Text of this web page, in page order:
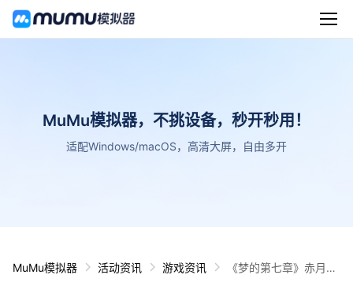
MuMu模拟器，不挑设备，秒开秒用！
适配Windows/macOS，高清大屏，自由多开
MuMu模拟器 活动资讯 游戏资讯
《梦的第七章》赤月争